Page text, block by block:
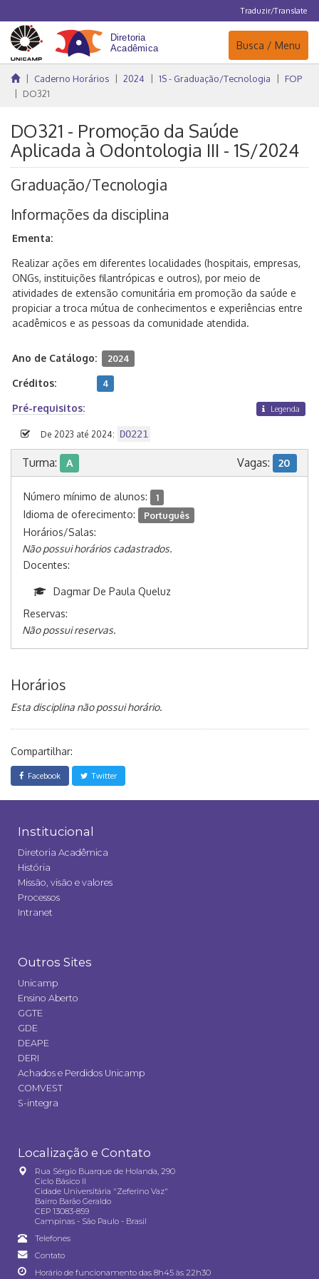
Traduzir/Translate
Navegação
Busca / Menu
Caderno Horários 2024 1S - Graduação/Tecnologia
FOP
DO321
DO321 - Promoção da Saúde
Aplicada à Odontologia III - 1S/2024
Graduação/Tecnologia
Informações da disciplina
Ementa:
Realizar ações em diferentes localidades (hospitais, empresas,
ONGs, instituições filantrópicas e outros), por meio de
atividades de extensão comunitária em promoção da saúde e
propiciar a troca mútua de conhecimentos e experiências entre
acadêmicos e as pessoas da comunidade atendida.
Ano de Catálogo: 2024
Créditos: 4
Pré-requisitos: Legenda
De 2023 até 2024: DO221
Turma: A Vagas: 20
Número mínimo de alunos: 1
Idioma de oferecimento: Português
Horários/Salas:
Não possui horários cadastrados.
Docentes:
Dagmar De Paula Queluz
Reservas:
Não possui reservas.
Horários
Esta disciplina não possui horário.
Compartilhar:
Facebook Twitter
Institucional
Diretoria Acadêmica
História
Missão, visão e valores
Processos
Intranet
Outros Sites
Unicamp
Ensino Aberto
GGTE
GDE
DEAPE
DERI
Achados e Perdidos Unicamp
COMVEST
S-integra
Localização e Contato
Rua Sérgio Buarque de Holanda, 290
Ciclo Básico II
Cidade Universitária "Zeferino Vaz"
Bairro Barão Geraldo
CEP 13083-859
Campinas - São Paulo - Brasil
Telefones
Contato
Horário de funcionamento das 8h45 às 22h30